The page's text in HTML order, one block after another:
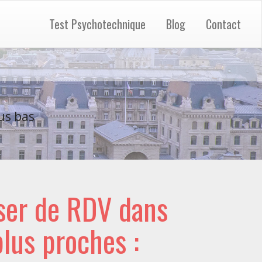
Test Psychotechnique Blog Contact
bas
de RDV dans
proches :